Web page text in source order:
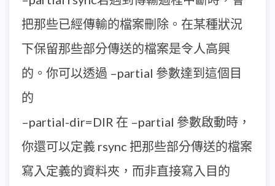
把那些已經傳輸的檔案刪除。在某種狀況
下保留那些部分傳送的檔案是令人高興
的。你可以透過 –partial 參數達到這個目
的
–partial-dir=DIR 在 –partial 參數啟動時，
你還可以定義 rsync 把那些部分傳送的檔案
寫入定義的資料夾，而非直接寫入目的